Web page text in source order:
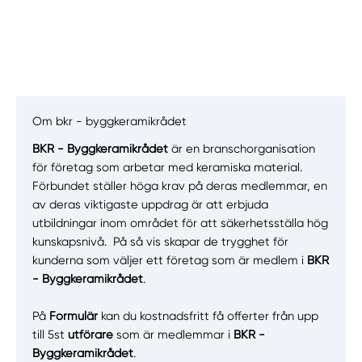
Manuellt Få hjälp
Välj tillvägagångssätt
Om bkr - byggkeramikrådet
BKR - Byggkeramikrådet är en branschorganisation
för företag som arbetar med keramiska material.
Förbundet ställer höga krav på deras medlemmar, en
av deras viktigaste uppdrag är att erbjuda
utbildningar inom området för att säkerhetsställa hög
kunskapsnivå. På så vis skapar de trygghet för
kunderna som väljer ett företag som är medlem i BKR
- Byggkeramikrådet.
På Formulär kan du kostnadsfritt få offerter från upp
till 5stutförare som är medlemmar i BKR -
Byggkeramikrådet.